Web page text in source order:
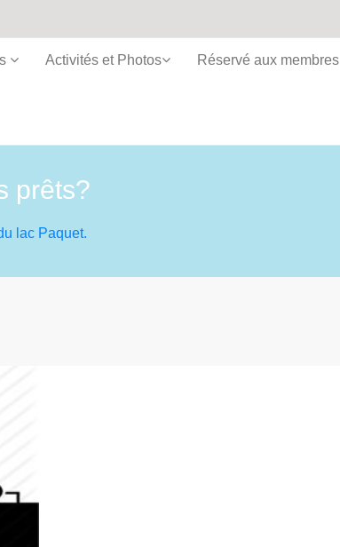
Activités et Photos Réservé aux membres
prêts?
lac Paquet.